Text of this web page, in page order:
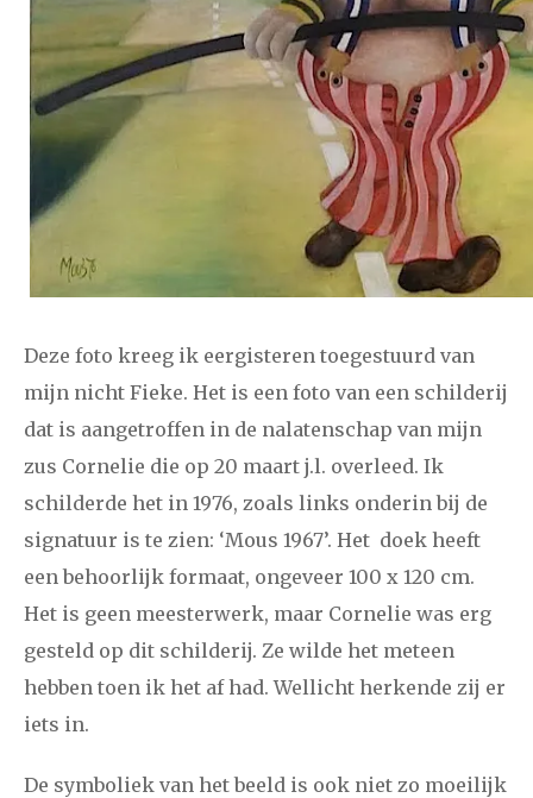
2024 augustus september oktober november
december
2023
januari april mei juni juli
oktober november
2022 augustus september oktober november
2021 augustus september oktober november
december
januari februari maart april mei juni juli
Deze foto kreeg ik eergisteren toegestuurd van
mijn nicht Fieke. Het is een foto van een schilderij
dat is aangetroffen in de nalatenschap van mijn
zus Cornelie die op 20 maart j.l. overleed. Ik
schilderde het in 1976, zoals links onderin bij de
signatuur is te zien: ‘Mous 1967’. Het doek heeft
een behoorlijk formaat, ongeveer 100 x 120 cm.
Het is geen meesterwerk, maar Cornelie was erg
gesteld op dit schilderij. Ze wilde het meteen
hebben toen ik het af had. Wellicht herkende zij er
iets in.
De symboliek van het beeld is ook niet zo moeilijk